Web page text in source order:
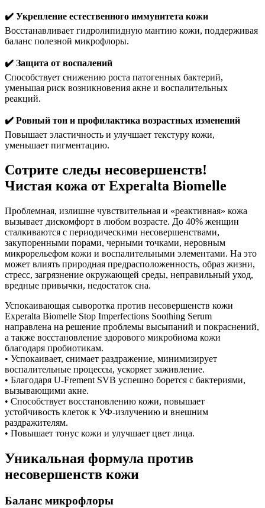
✔️ Укрепление естественного иммунитета кожи
Восстанавливает гидролипидную мантию кожи, поддерживая
баланс полезной микрофлоры.
✔️ Защита от воспалений
Способствует снижению роста патогенных бактерий,
уменьшая риск возникновения акне и воспалительных
реакций.
✔️ Ровный тон и профилактика возрастных изменений
Повышает эластичность и улучшает текстуру кожи,
уменьшает пигментацию.
Сотрите следы несовершенств!
Чистая кожа от Experalta Biomelle
Проблемная, излишне чувствительная и «реактивная» кожа
вызывает дискомфорт в любом возрасте. До 40% женщин
сталкиваются с периодическими несовершенствами,
закупоренными порами, черными точками, неровным
микрорельефом кожи и воспалительными элементами. На это
может влиять природная предрасположенность, образ жизни,
стресс, загрязнение окружающей среды, неправильный уход,
вредные привычки, недостаток сна.
Успокаивающая сыворотка против несовершенств кожи
Experalta Biomelle Stop Imperfections Soothing Serum
направлена на решение проблемы высыпаний и покраснений,
а также восстановление здорового микробиома кожи
благодаря пробиотикам.
• Успокаивает, снимает раздражение, минимизирует
воспалительные процессы, ускоряет заживление.
• Благодаря U-Frement SVB успешно борется с бактериями,
вызывающими акне.
• Способствует восстановлению кожи, повышает
устойчивость клеток к УФ-излучению и внешним
раздражителям.
• Повышает тонус кожи и улучшает цвет лица.
Уникальная формула против
несовершенств кожи
Баланс микрофлоры